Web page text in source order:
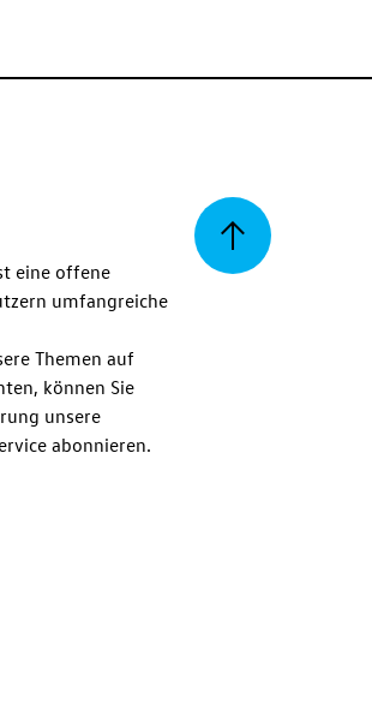
Zurück
eine offene
umfangreiche
Themen auf
können Sie
unsere
abonnieren.